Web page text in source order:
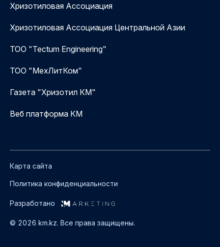
Хризотиловая Ассоциация
Хризотиловая Ассоциация Центральной Азии
ТОО "Tectum Engineering"
ТОО "МехЛитКом"
Газета "Хризотил КМ"
Веб платформа КМ
© 2026 km.kz. Все права защищены.
Карта сайта
Политика конфиденциальности
Разработано